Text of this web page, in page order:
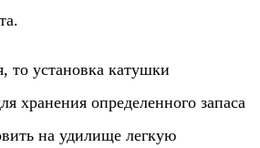
то установка катушки
хранения определенного запаса
на удилище легкую